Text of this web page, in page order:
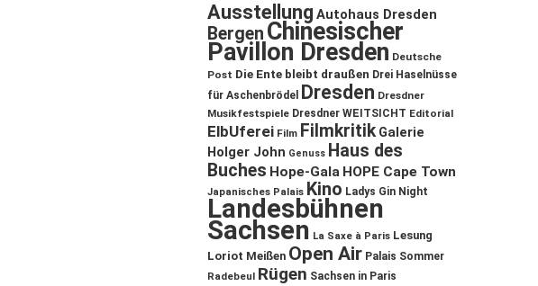
Ausstellung Autohaus Dresden
Bergen Chinesischer
Pavillon Dresden Deutsche
Post Die Ente bleibt draußen Drei Haselnüsse
für Aschenbrödel
Dresden Dresdner
Musikfestspiele Dresdner WEITSICHT Editorial
ElbUferei Film Filmkritik Galerie
Holger John Genuss Haus des
Buches Hope-Gala HOPE Cape Town
Japanisches Palais Kino Ladys Gin Night
Landesbühnen
Sachsen La Saxe à Paris Lesung
Loriot Meißen Open Air Palais Sommer
Radebeul Rügen Sachsen in Paris